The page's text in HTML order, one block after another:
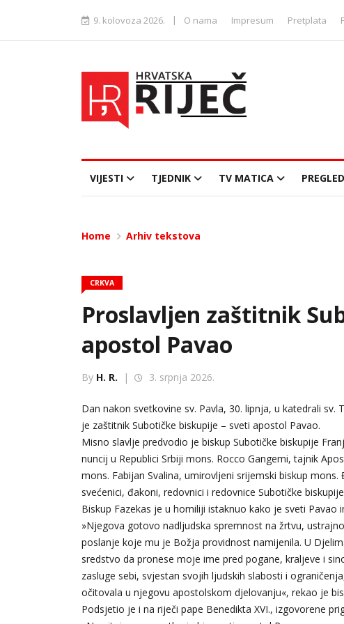
9. kolovoza 2026. | O nama Impresum Pretplata
VIJESTI TJEDNIK TV MATICA PREGLED
Home Arhiv tekstova
CRKVA
Proslavljen zaštitnik
apostol Pavao
By H. R. | 3. srpnja 2026.
Dan nakon svetkovine sv. Pavla, 30. lipnja, u katedrali
je zaštitnik Subotičke biskupije – sveti apostol Pavao.
Misno slavlje predvodio je biskup Subotičke biskupije
nuncij u Republici Srbiji mons. Rocco Gangemi, tajnik
mons. Fabijan Svalina, umirovljeni srijemski biskup
svećenici, đakoni, redovnici i redovnice Subotičke
Biskup Fazekas je u homiliji istaknuo kako je sveti
»Njegova gotovo nadljudska spremnost na žrtvu,
poslanje koje mu je Božja providnost namijenila. U
sredstvo da pronese moje ime pred pogane, kraljeve i
zasluge sebi, svjestan svojih ljudskih slabosti i
očitovala u njegovu apostolskom djelovanju«, rekao je
Podsjetio je i na riječi pape Benedikta XVI., izgovorene